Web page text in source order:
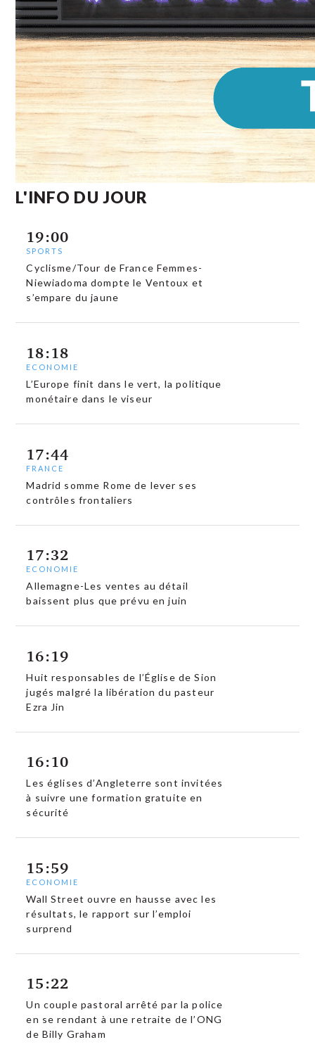
L'INFO DU JOUR
19:00
SPORTS
Cyclisme/Tour de France Femmes-
Niewiadoma dompte le Ventoux et
s’empare du jaune
18:18
ECONOMIE
L’Europe finit dans le vert, la politique
monétaire dans le viseur
17:44
FRANCE
Madrid somme Rome de lever ses
contrôles frontaliers
17:32
ECONOMIE
Allemagne-Les ventes au détail
baissent plus que prévu en juin
16:19
Huit responsables de l’Église de Sion
jugés malgré la libération du pasteur
Ezra Jin
16:10
Les églises d’Angleterre sont invitées
à suivre une formation gratuite en
sécurité
15:59
ECONOMIE
Wall Street ouvre en hausse avec les
résultats, le rapport sur l’emploi
surprend
15:22
Un couple pastoral arrêté par la police
en se rendant à une retraite de l’ONG
de Billy Graham